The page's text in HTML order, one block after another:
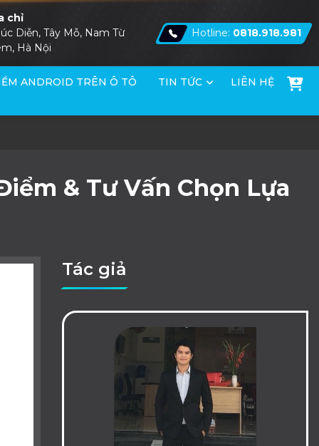
chỉ
Diễn, Tây Mỗ, Nam Từ
Hà Nội
Hotline: 0818.918.981
ANDROID TRÊN Ô TÔ TIN TỨC LIÊN HỆ
& Tư Vấn Chọn Lựa
Tác giả